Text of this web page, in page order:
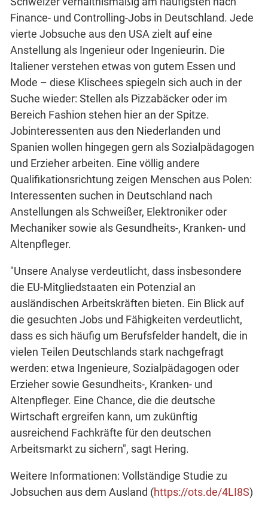
Finance- und Controlling-Jobs in Deutschland. Jede
vierte Jobsuche aus den USA zielt auf eine
Anstellung als Ingenieur oder Ingenieurin. Die
Italiener verstehen etwas von gutem Essen und
Mode – diese Klischees spiegeln sich auch in der
Suche wieder: Stellen als Pizzabäcker oder im
Bereich Fashion stehen hier an der Spitze.
Jobinteressenten aus den Niederlanden und
Spanien wollen hingegen gern als Sozialpädagogen
und Erzieher arbeiten. Eine völlig andere
Qualifikationsrichtung zeigen Menschen aus Polen:
Interessenten suchen in Deutschland nach
Anstellungen als Schweißer, Elektroniker oder
Mechaniker sowie als Gesundheits-, Kranken- und
Altenpfleger.
"Unsere Analyse verdeutlicht, dass insbesondere
die EU-Mitgliedstaaten ein Potenzial an
ausländischen Arbeitskräften bieten. Ein Blick auf
die gesuchten Jobs und Fähigkeiten verdeutlicht,
dass es sich häufig um Berufsfelder handelt, die in
vielen Teilen Deutschlands stark nachgefragt
werden: etwa Ingenieure, Sozialpädagogen oder
Erzieher sowie Gesundheits-, Kranken- und
Altenpfleger. Eine Chance, die die deutsche
Wirtschaft ergreifen kann, um zukünftig
ausreichend Fachkräfte für den deutschen
Arbeitsmarkt zu sichern", sagt Hering.
Weitere Informationen: Vollständige Studie zu
Jobsuchen aus dem Ausland (https://ots.de/4LI8S)